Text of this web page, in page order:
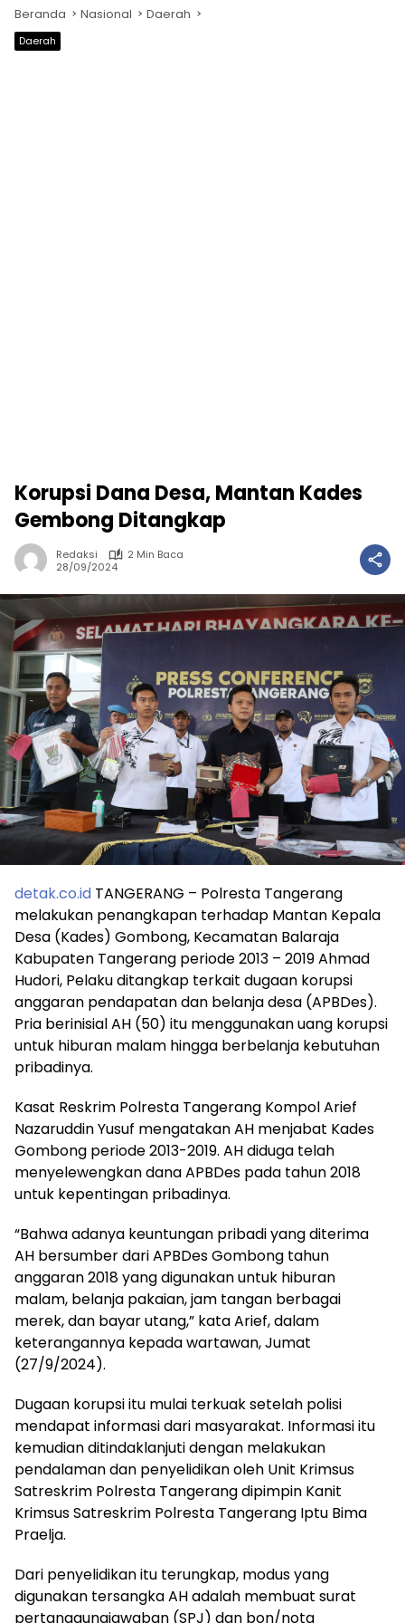
Beranda Nasional Daerah
Daerah
Korupsi Dana Desa, Mantan Kades
Gembong Ditangkap
Redaksi
2 Min Baca
28/09/2024
detak.co.id TANGERANG – Polresta Tangerang
melakukan penangkapan terhadap Mantan Kepala
Desa (Kades) Gombong, Kecamatan Balaraja
Kabupaten Tangerang periode 2013 – 2019 Ahmad
Hudori, Pelaku ditangkap terkait dugaan korupsi
anggaran pendapatan dan belanja desa (APBDes).
Pria berinisial AH (50) itu menggunakan uang korupsi
untuk hiburan malam hingga berbelanja kebutuhan
pribadinya.
Kasat Reskrim Polresta Tangerang Kompol Arief
Nazaruddin Yusuf mengatakan AH menjabat Kades
Gombong periode 2013-2019. AH diduga telah
menyelewengkan dana APBDes pada tahun 2018
untuk kepentingan pribadinya.
“Bahwa adanya keuntungan pribadi yang diterima
AH bersumber dari APBDes Gombong tahun
anggaran 2018 yang digunakan untuk hiburan
malam, belanja pakaian, jam tangan berbagai
merek, dan bayar utang,” kata Arief, dalam
keterangannya kepada wartawan, Jumat
(27/9/2024).
Dugaan korupsi itu mulai terkuak setelah polisi
mendapat informasi dari masyarakat. Informasi itu
kemudian ditindaklanjuti dengan melakukan
pendalaman dan penyelidikan oleh Unit Krimsus
Satreskrim Polresta Tangerang dipimpin Kanit
Krimsus Satreskrim Polresta Tangerang Iptu Bima
Praelja.
Dari penyelidikan itu terungkap, modus yang
digunakan tersangka AH adalah membuat surat
pertanggungjawaban (SPJ) dan bon/nota